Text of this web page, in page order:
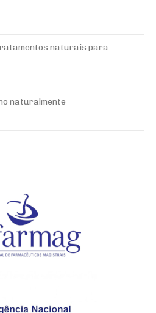
naturais para
naturalmente